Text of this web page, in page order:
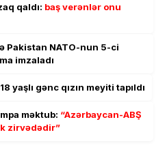
qaldı: baş verənlər onu
Pakistan NATO-nun 5-ci
imzaladı
yaşlı gənc qızın meyiti tapıldı
məktub: “Azərbaycan-ABŞ
zirvədədir”